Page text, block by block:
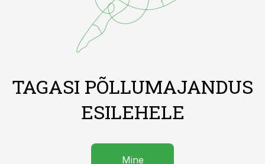
TAGASI PÕLLUMAJANDUS
ESILEHELE
Mine